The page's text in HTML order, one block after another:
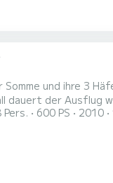
Somme und ihre 3
dauert der
Pers. 600 PS 2010